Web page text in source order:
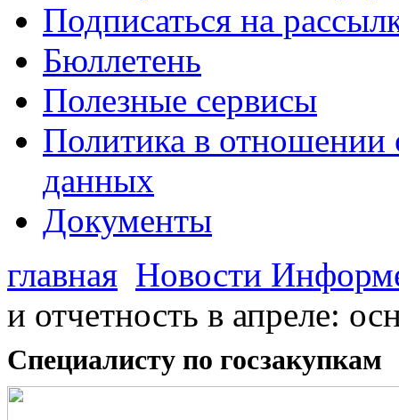
Подписаться на
Бюллетень
Полезные сервисы
Политика в отношении
данных
Документы
главная Новости
и отчетность в апреле:
Специалисту по госзакупкам